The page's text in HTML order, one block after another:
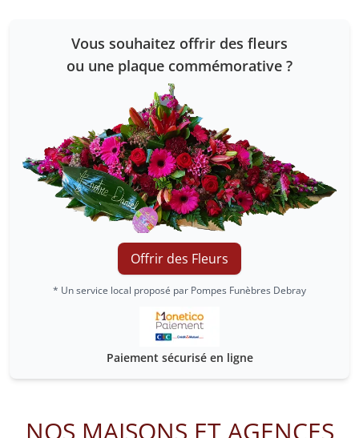
Vous souhaitez offrir des fleurs
ou une plaque commémorative ?
Offrir des Fleurs
* Un service local proposé par Pompes Funèbres Debray
Paiement sécurisé en ligne
NOS MAISONS ET AGENCES